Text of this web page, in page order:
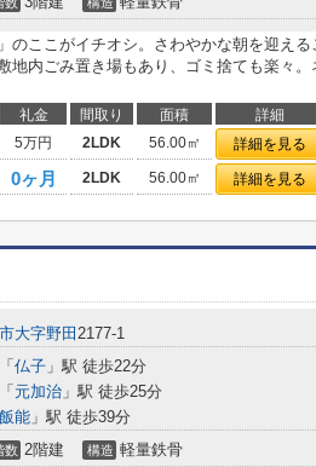
のここがイチオシ。さわやかな朝を迎え
地内ごみ置き場もあり、ゴミ捨ても楽々
礼金 間取り 面積 詳細
5万円 2LDK 56.00㎡ 詳細を見る
0ヶ月 2LDK 56.00㎡ 詳細を見る
大字野田 2177-1
「 仏子 」駅 徒歩22分
「 元加治 」駅 徒歩25分
能 」駅 徒歩39分
数 2階建 構造 軽量鉄骨